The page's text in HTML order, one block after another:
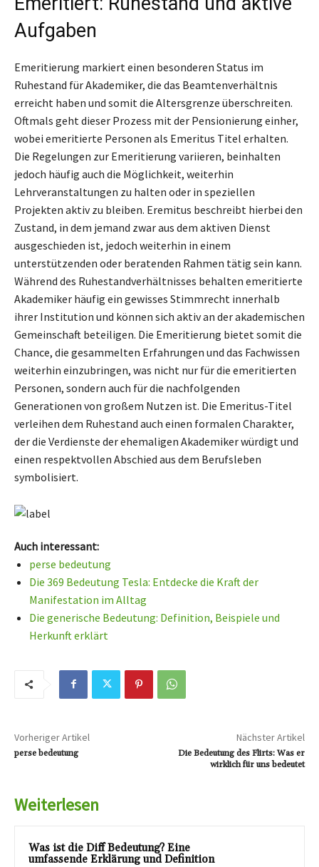
Aufgaben
Emeritierung markiert einen besonderen Status im
Ruhestand für Akademiker, die das Beamtenverhältnis
erreicht haben und somit die Altersgrenze überschreiten.
Oftmals geht dieser Prozess mit der Pensionierung einher,
wobei emeritierte Personen als Emeritus Titel erhalten.
Die Regelungen zur Emeritierung variieren, beinhalten
jedoch häufig auch die Möglichkeit, weiterhin
Lehrveranstaltungen zu halten oder in speziellen
Projekten aktiv zu bleiben. Eremitus beschreibt hierbei den
Zustand, in dem jemand zwar aus dem aktiven Dienst
ausgeschieden ist, jedoch weiterhin in einem
unterstützenden oder beratenden Rahmen tätig sein kann.
Während des Ruhestandverhältnisses behalten emeritierte
Akademiker häufig ein gewisses Stimmrecht innerhalb
ihrer Institution und können sich aktiv an der akademischen
Gemeinschaft beteiligen. Die Emeritierung bietet somit die
Chance, die gesammelten Erfahrungen und das Fachwissen
weiterhin einzubringen, was nicht nur für die emeritierten
Personen, sondern auch für die nachfolgenden
Generationen von großem Nutzen ist. Die Emeritus-Titel
verleihen dem Ruhestand auch einen formalen Charakter,
der die Verdienste der ehemaligen Akademiker würdigt und
einen respektvollen Abschied aus dem Berufsleben
symbolisiert.
Auch interessant:
perse bedeutung
Die 369 Bedeutung Tesla: Entdecke die Kraft der
Manifestation im Alltag
Die generische Bedeutung: Definition, Beispiele und
Herkunft erklärt
Vorheriger Artikel
perse bedeutung
Nächster Artikel
Die Bedeutung des Flirts: Was er
wirklich für uns bedeutet
Weiterlesen
Was ist die Diff Bedeutung? Eine
umfassende Erklärung und Definition